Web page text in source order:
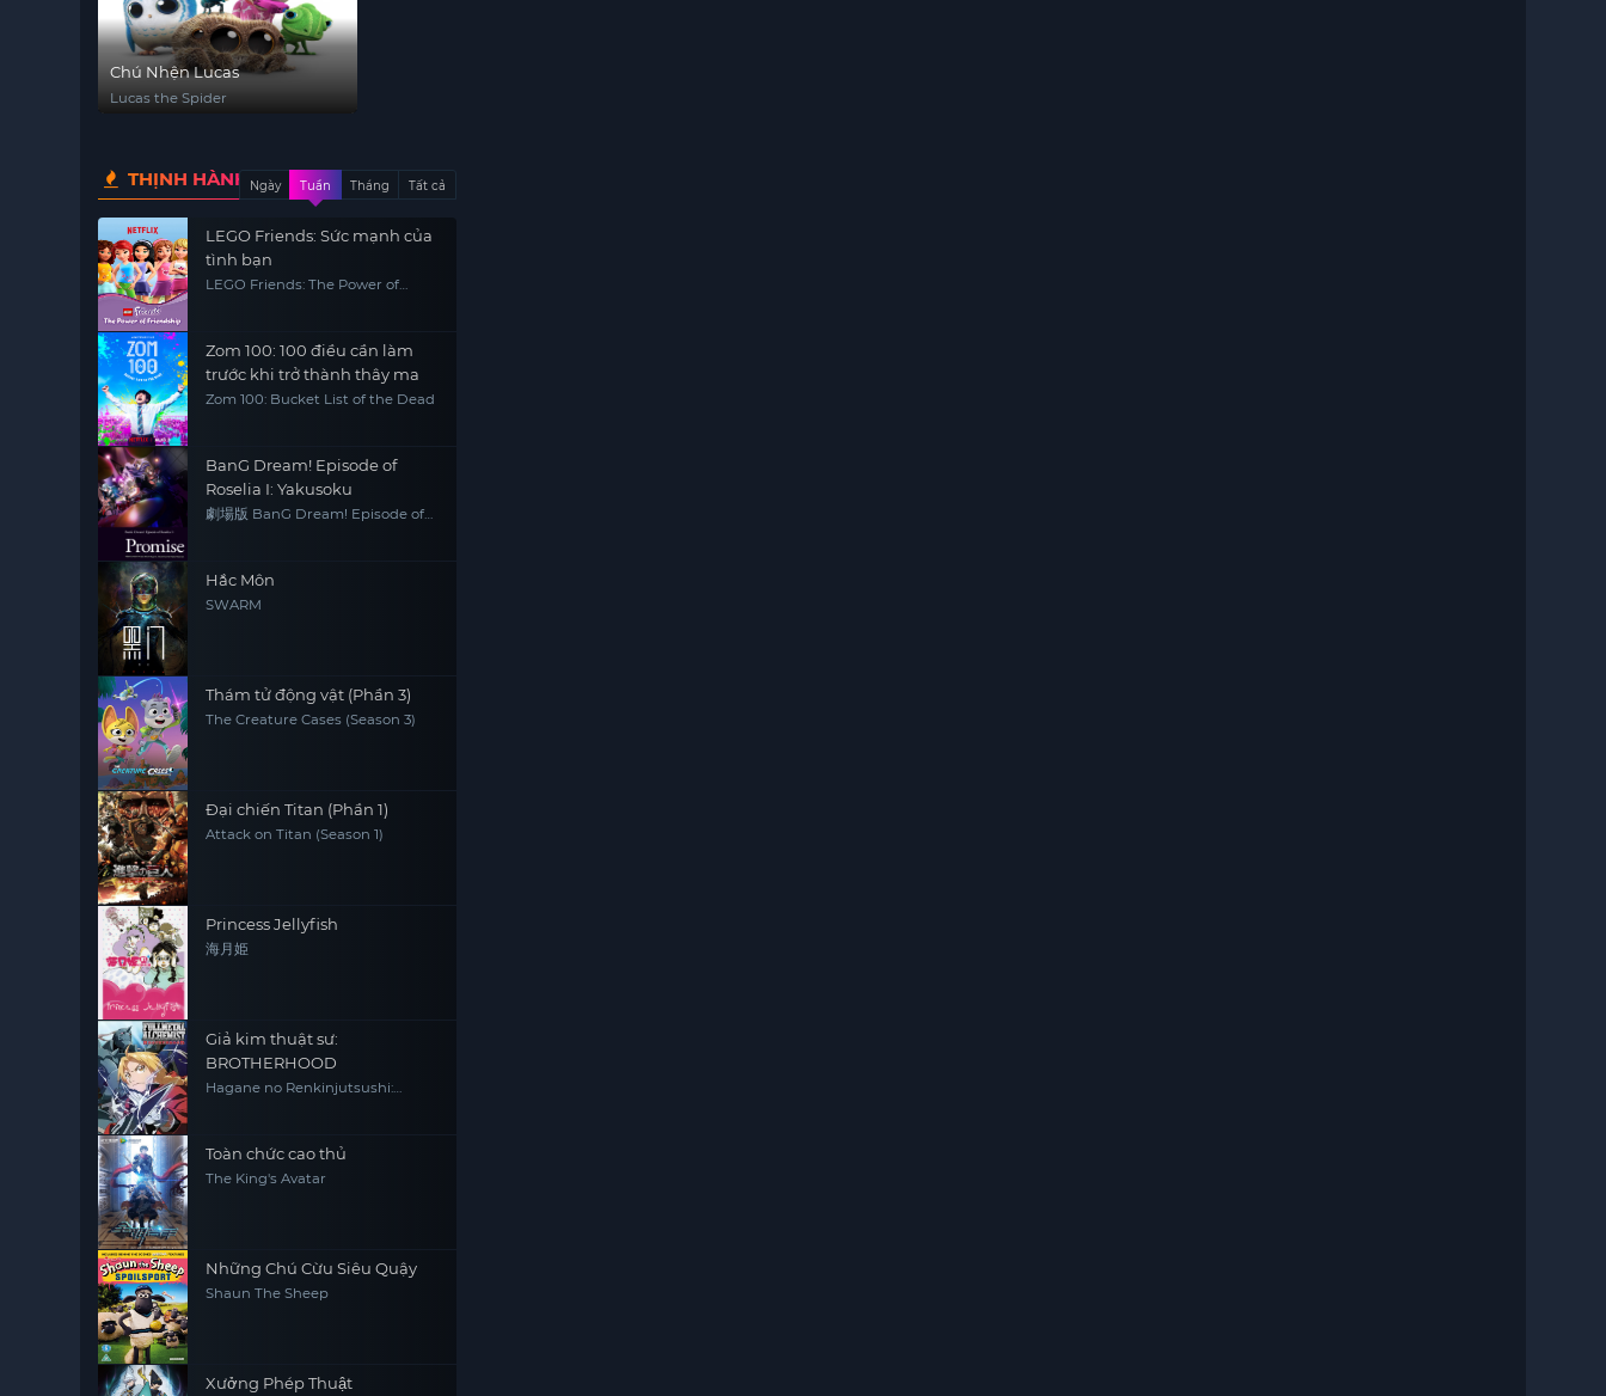
Chú Nhện Lucas
Lucas the Spider
THỊNH HÀNHNgày Tuần Tháng Tất cả
LEGO Friends: Sức mạnh của
tình bạn
LEGO Friends: The Power of
Zom 100: 100 điều cần làm
trước khi trở thành thây ma
Zom 100: Bucket List of the Dead
BanG Dream! Episode of
Roselia I: Yakusoku
劇場版 BanG Dream! Episode of
Hắc Môn
SWARM
Thám tử động vật (Phần 3)
The Creature Cases (Season 3)
Đại chiến Titan (Phần 1)
Attack on Titan (Season 1)
Princess Jellyfish
海月姫
Giả kim thuật sư:
BROTHERHOOD
Hagane no Renkinjutsushi:
Toàn chức cao thủ
The King's Avatar
Những Chú Cừu Siêu Quậy
Shaun The Sheep
Xưởng Phép Thuật